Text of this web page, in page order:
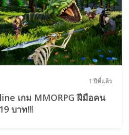
1 ปีที่แล้ว
เกม MMORPG ฝีมือคน
บาท!!!